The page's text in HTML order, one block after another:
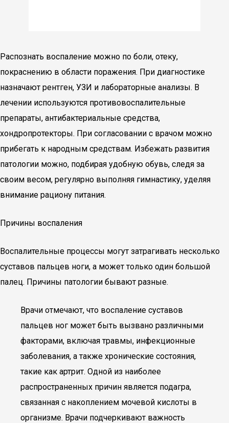
Распознать воспаление можно по боли, отеку,
покраснению в области поражения. При диагностике
назначают рентген, УЗИ и лабораторные анализы. В
лечении используются противовоспалительные
препараты, антибактериальные средства,
хондропротекторы. При согласовании с врачом можно
прибегать к народным средствам. Избежать развития
патологии можно, подбирая удобную обувь, следя за
своим весом, регулярно выполняя гимнастику, уделяя
внимание рациону питания.
Причины воспаления
Воспалительные процессы могут затрагивать несколько
суставов пальцев ноги, а может только один большой
палец. Причины патологии бывают разные.
Врачи отмечают, что воспаление суставов
пальцев ног может быть вызвано различными
факторами, включая травмы, инфекционные
заболевания, а также хронические состояния,
такие как артрит. Одной из наиболее
распространенных причин является подагра,
связанная с накоплением мочевой кислоты в
организме. Врачи подчеркивают важность